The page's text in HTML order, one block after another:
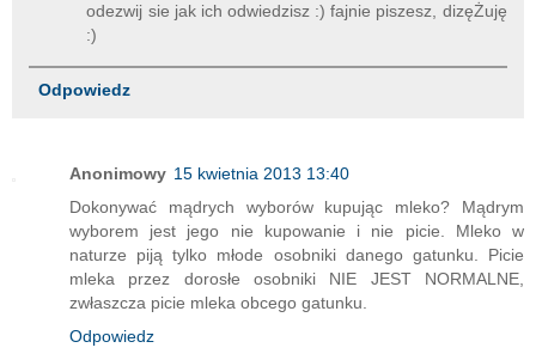
odezwij sie jak ich odwiedzisz :) fajnie piszesz, dizęŻuję
:)
Odpowiedz
Anonimowy 15 kwietnia 2013 13:40
Dokonywać mądrych wyborów kupując mleko? Mądrym
wyborem jest jego nie kupowanie i nie picie. Mleko w
naturze piją tylko młode osobniki danego gatunku. Picie
mleka przez dorosłe osobniki NIE JEST NORMALNE,
zwłaszcza picie mleka obcego gatunku.
Odpowiedz